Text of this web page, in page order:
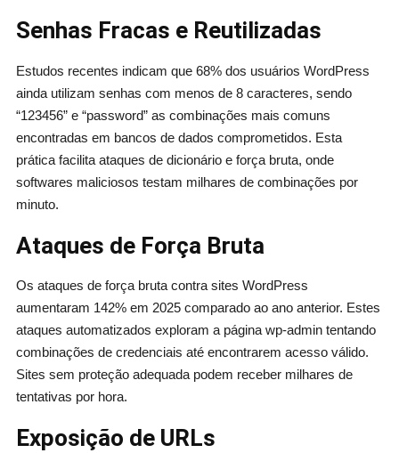
Senhas Fracas e Reutilizadas
Estudos recentes indicam que 68% dos usuários WordPress
ainda utilizam senhas com menos de 8 caracteres, sendo
“123456” e “password” as combinações mais comuns
encontradas em bancos de dados comprometidos. Esta
prática facilita ataques de dicionário e força bruta, onde
softwares maliciosos testam milhares de combinações por
minuto.
Ataques de Força Bruta
Os ataques de força bruta contra sites WordPress
aumentaram 142% em 2025 comparado ao ano anterior. Estes
ataques automatizados exploram a página wp-admin tentando
combinações de credenciais até encontrarem acesso válido.
Sites sem proteção adequada podem receber milhares de
tentativas por hora.
Exposição de URLs